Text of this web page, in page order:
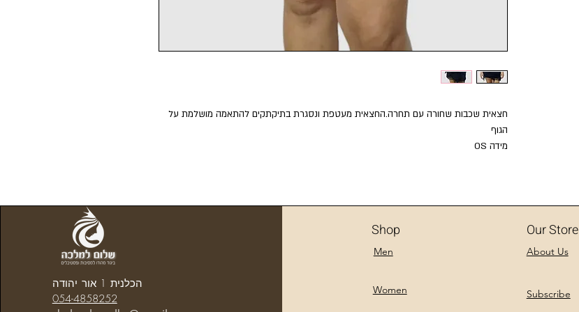
חצאית שכבות שחורה עם תחרה.החצאית מעטפת ונסגרת בתיקתקים להתאמה מושלמת על
הגוף
מידה OS
הכלנית 1 אור יהודה
054-4858252
Shop
Men
Women
Our Store
About Us
Subscribe